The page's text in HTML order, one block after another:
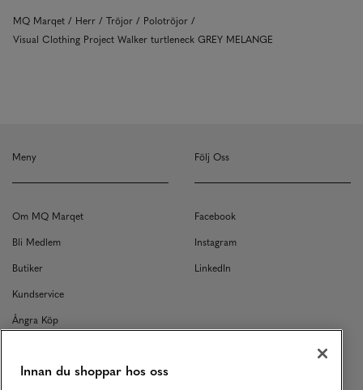
MQ Marqet Herr Tröjor
Polotröjor
Visual Clothing Project Walker turtleneck GREY MELANGE
Meny
Om MQ Marqet
Bli Medlem
Butiker
Kundservice
Ångra Köp
Returer
Följ Oss
Facebook
Instagram
LinkedIn
Innan du shoppar hos oss